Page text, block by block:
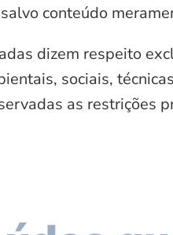
conteúdo
dizem respeito
sociais,
as restrições